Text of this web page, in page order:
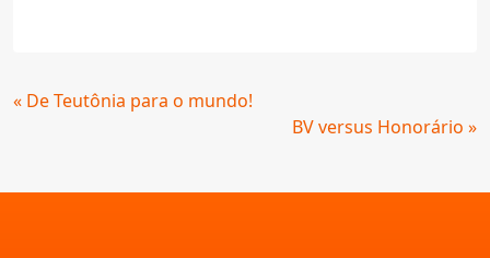
Continue
« De Teutônia para o mundo!
BV versus Honorário »